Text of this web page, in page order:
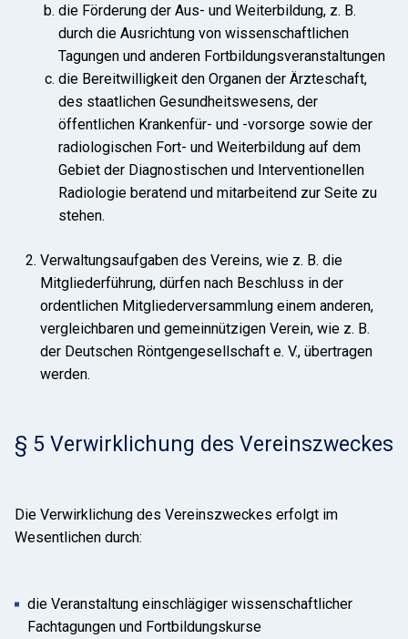
die Förderung der Aus- und Weiterbildung, z. B.
durch die Ausrichtung von wissenschaftlichen
Tagungen und anderen Fortbildungsveranstaltungen
die Bereitwilligkeit den Organen der Ärzteschaft,
des staatlichen Gesundheitswesens, der
öffentlichen Krankenfür- und -vorsorge sowie der
radiologischen Fort- und Weiterbildung auf dem
Gebiet der Diagnostischen und Interventionellen
Radiologie beratend und mitarbeitend zur Seite zu
stehen.
Verwaltungsaufgaben des Vereins, wie z. B. die
Mitgliederführung, dürfen nach Beschluss in der
ordentlichen Mitgliederversammlung einem anderen,
vergleichbaren und gemeinnützigen Verein, wie z. B.
der Deutschen Röntgengesellschaft e. V., übertragen
werden.
§ 5 Verwirklichung des Vereinszweckes
Die Verwirklichung des Vereinszweckes erfolgt im
Wesentlichen durch:
die Veranstaltung einschlägiger wissenschaftlicher
Fachtagungen und Fortbildungskurse